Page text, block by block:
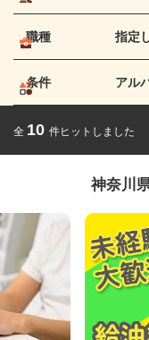
職種 指定
条件 アル
全 10 件ヒットしました
神奈川